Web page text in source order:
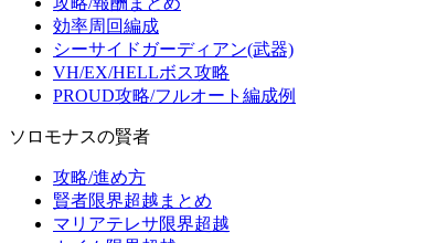
効率周回編成
シーサイドガーディアン(武器)
VH/EX/HELLボス攻略
PROUD攻略/フルオート編成例
ソロモナスの賢者
攻略/進め方
賢者限界超越まとめ
マリアテレサ限界超越